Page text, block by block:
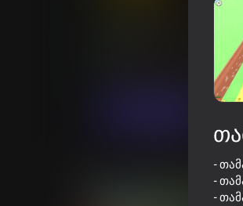
Yandex Games
-
-
-